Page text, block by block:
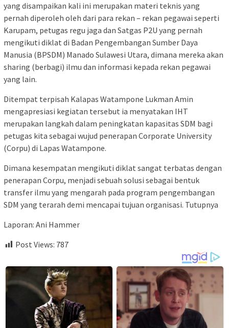
yang disampaikan kali ini merupakan materi teknis yang
pernah diperoleh oleh dari para rekan – rekan pegawai seperti
Karupam, petugas regu jaga dan Satgas P2U yang pernah
mengikuti diklat di Badan Pengembangan Sumber Daya
Manusia (BPSDM) Manado Sulawesi Utara, dimana mereka akan
sharing (berbagi) ilmu dan informasi kepada rekan pegawai
yang lain.
Ditempat terpisah Kalapas Watampone Lukman Amin
mengapresiasi kegiatan tersebut ia menyatakan IHT
merupakan langkah dalam peningkatan kapasitas SDM bagi
petugas kita sebagai wujud penerapan Corporate University
(Corpu) di Lapas Watampone.
Dimana kesempatan mengikuti diklat sangat terbatas dengan
penerapan Corpu, menjadi sebuah solusi sebagai bentuk
transfer ilmu yang mengarah pada program pengembangan
SDM yang terarah demi mencapai tujuan organisasi. Tutupnya
Laporan: Ani Hammer
Post Views: 787